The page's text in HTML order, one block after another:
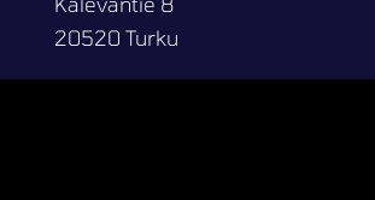
20520 Turku